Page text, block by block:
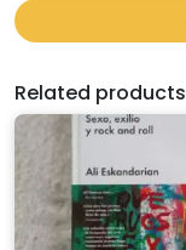
Related products